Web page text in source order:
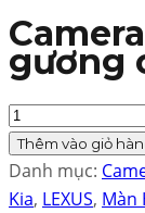
gương
Quantity
Thêm vào giỏ
Danh mục:
Kia, LEXUS, Màn